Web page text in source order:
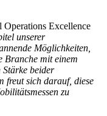
Excellence
unserer
Möglichkeiten,
Branche mit einem
beider
freut sich darauf, diese
zu